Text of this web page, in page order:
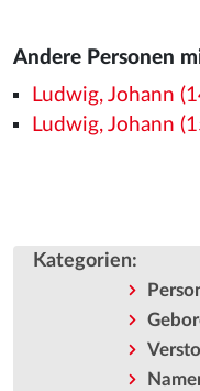
Andere Personen
Ludwig, Johann
Ludwig, Johann
Kategorien: